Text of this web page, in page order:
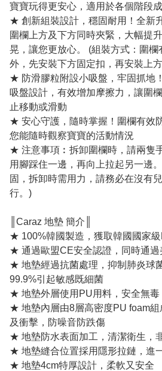
寶寶玩得更安心，適用於各個階段
★ 創新組裝設計，穩固耐用！全新
圍欄上方及下方同時夾緊，大幅提
晃，讓您更放心。 (組裝方式：圍欄
外，先安裝下方固定扣，再安裝上
★ 防滑膠粒附設小吸盤，牢固抓地
吸盤設計，有效增加摩擦力，讓圍
止移動或滑動
★ 安心守護，隨時掌握！圍欄有效
您能隨時觀察寶寶的活動情況
★ 注意事項︰拆卸圍欄時，請兩隻
用腳踩住一邊，再向上拉起另一邊
固，拆卸時需用力，請務必在沒有
行。)
║Caraz 地墊 簡介║
★ 100%韓國製造，獲取韓國國家
★ 通過歐盟CE安全認證，同時通過
★ 地墊經過抗菌處理，抑制肺炎球
99.9%引起敏感既細菌
★ 地墊外層使用PU用料，安全無毒
★ 地墊內層由8層高密度PU foam組
及衝擊，防噪音防跌傷
★ 地墊防水表面加工，清潔衛生，
★ 地墊縫合位置採用隱形拉鏈，進
★ 地墊4cm特厚設計，柔軟又安全